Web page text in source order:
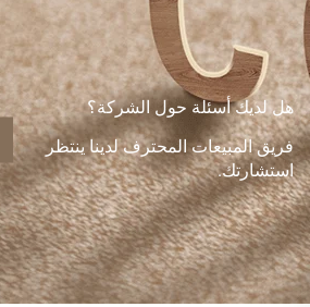
هل لديك أسئلة حول الشركة؟
فريق المبيعات المحترف لدينا ينتظر
استشارتك.